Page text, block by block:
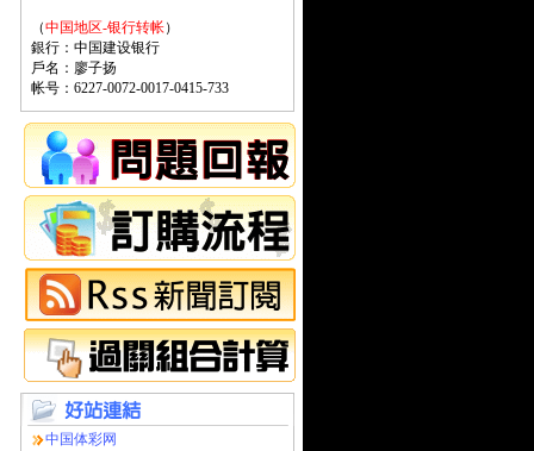
（中国地区-银行转帐）
銀行：中国建设银行
戶名：廖子扬
帐号：6227-0072-0017-0415-733
中国体彩网